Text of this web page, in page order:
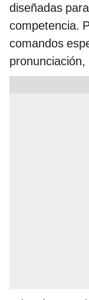
diseñadas
competencia.
comandos